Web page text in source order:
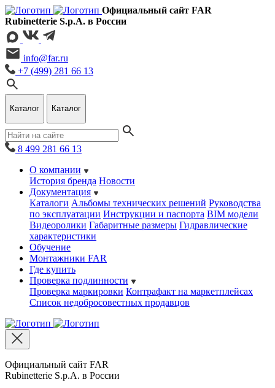
Официальный сайт FAR
Rubinetterie S.p.A. в России
info@far.ru
+7 (499) 281 66 13
Каталог Каталог
8 499 281 66 13
О компании
История бренда Новости
Документация
Каталоги Альбомы технических решений Руководства
по эксплуатации Инструкции и паспорта BIM модели
Видеоролики Габаритные размеры Гидравлические
характеристики
Обучение
Монтажники FAR
Где купить
Проверка подлинности
Проверка маркировки Контрафакт на маркетплейсах
Cписок недобросовестных продавцов
Официальный сайт FAR
Rubinetterie S.p.A. в России